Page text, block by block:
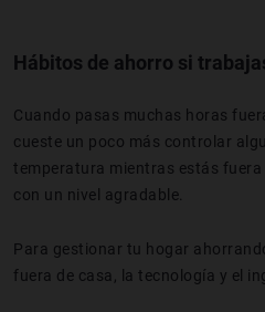
Hábitos de ahorro si
Cuando pasas muchas horas
cueste un poco más controlar
temperatura mientras estás fuera
con un nivel agradable.
Para gestionar tu hogar
fuera de casa, la tecnología y el